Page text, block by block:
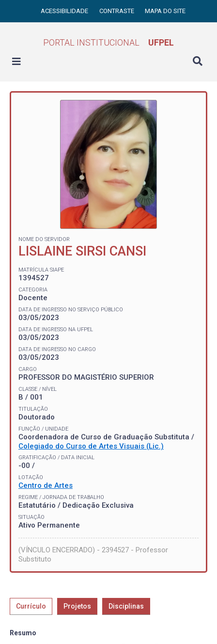
ACESSIBILIDADE CONTRASTE MAPA DO SITE
PORTAL INSTITUCIONAL UFPEL
NOME DO SERVIDOR
LISLAINE SIRSI CANSI
MATRÍCULA SIAPE
1394527
CATEGORIA
Docente
DATA DE INGRESSO NO SERVIÇO PÚBLICO
03/05/2023
DATA DE INGRESSO NA UFPEL
03/05/2023
DATA DE INGRESSO NO CARGO
03/05/2023
CARGO
PROFESSOR DO MAGISTÉRIO SUPERIOR
CLASSE / NÍVEL
B / 001
TITULAÇÃO
Doutorado
FUNÇÃO / UNIDADE
Coordenadora de Curso de Graduação Substituta /
Colegiado do Curso de Artes Visuais (Lic.)
GRATIFICAÇÃO / DATA INICIAL
-00 /
LOTAÇÃO
Centro de Artes
REGIME / JORNADA DE TRABALHO
Estatutário / Dedicação Exclusiva
SITUAÇÃO
Ativo Permanente
(VÍNCULO ENCERRADO) - 2394527 - Professor
Substituto
Currículo Projetos Disciplinas
Resumo